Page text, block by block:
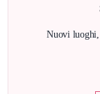
Nuovi luoghi,